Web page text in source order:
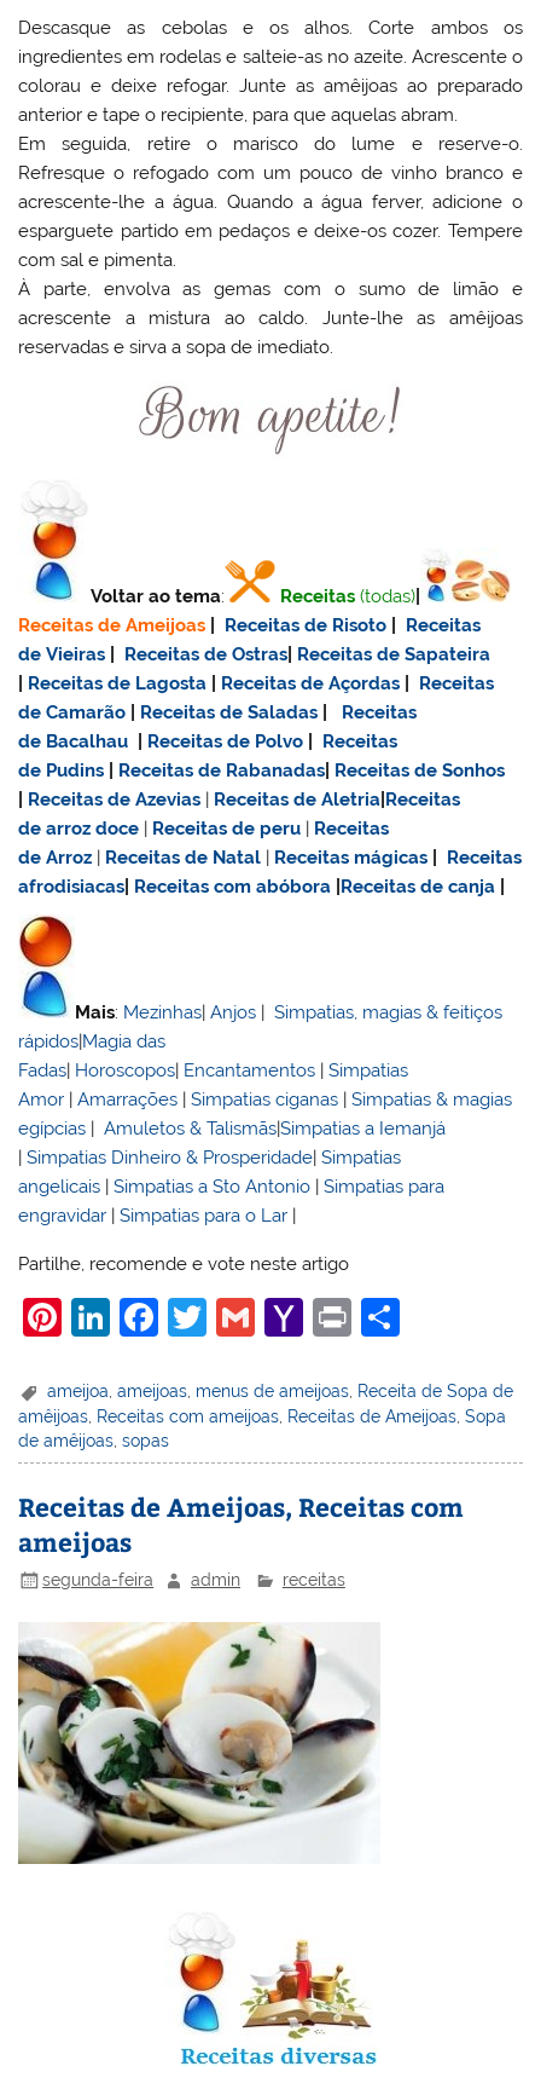
Descasque as cebolas e os alhos. Corte ambos os
ingredientes em rodelas e salteie-as no azeite. Acrescente o
colorau e deixe refogar. Junte as amêijoas ao preparado
anterior e tape o recipiente, para que aquelas abram.
Em seguida, retire o marisco do lume e reserve-o.
Refresque o refogado com um pouco de vinho branco e
acrescente-lhe a água. Quando a água ferver, adicione o
esparguete partido em pedaços e deixe-os cozer. Tempere
com sal e pimenta.
À parte, envolva as gemas com o sumo de limão e
acrescente a mistura ao caldo. Junte-lhe as amêijoas
reservadas e sirva a sopa de imediato.
Voltar ao tema: Receitas (todas)
Receitas de Ameijoas
Receitas de Risoto
Receitas
de Vieiras
Receitas de Ostras Receitas de Sapateira
Receitas de Lagosta Receitas de Açordas
Receitas
de Camarão
Receitas de Saladas
Receitas
de Bacalhau
Receitas de Polvo
Receitas
de Pudins
Receitas de Rabanadas Receitas de Sonhos
Receitas de Azevias | Receitas de Aletria Receitas
dearroz doce | Receitas de peru | Receitas
de Arroz | Receitas de Natal | Receitas mágicas
Receitas
afrodisiacas Receitas com abóbora Receitas de canja
Mais: Mezinhas|Anjos |Simpatias, magias & feitiços
rápidos|Magia das
Fadas| Horoscopos| Encantamentos |Simpatias
Amor |Amarrações |Simpatias ciganas |Simpatias & magias
egípcias |Amuletos & Talismãs|Simpatias a Iemanjá
|Simpatias Dinheiro & Prosperidade|Simpatias
angelicais |Simpatias a Sto Antonio |Simpatias para
engravidar |Simpatias para o Lar |
Partilhe, recomende e vote neste artigo
Pi
er
e
st
Li
k
e
dI
n
F
c
e
b
o
k
T
itt
er
G
ai
l
Y
h
o
o
M
l
Pr
t
ar
e
ameijoa ,ameijoas menus de ameijoas Receita de Sopa de
amêijoas, Receitas com ameijoas, Receitas de Ameijoas,Sopa
de amêijoas,sopas
Receitas de Ameijoas, Receitas com
ameijoas
segunda-feira admin receitas